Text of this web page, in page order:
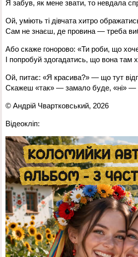
Я забув, як мене звати, то невдала
Ой, уміють ті дівчата хитро
Сам не знаєш, де провина — треба
Або скаже гонорово: «Ти роби, що
І попробуй здогадатись, що вона там
Ой, питає: «Я красива?» — що тут
Скажеш «так» — замало буде, «ні» —
© Андрій Чвартковський, 2026
Відеокліп:
Відеопрогравач